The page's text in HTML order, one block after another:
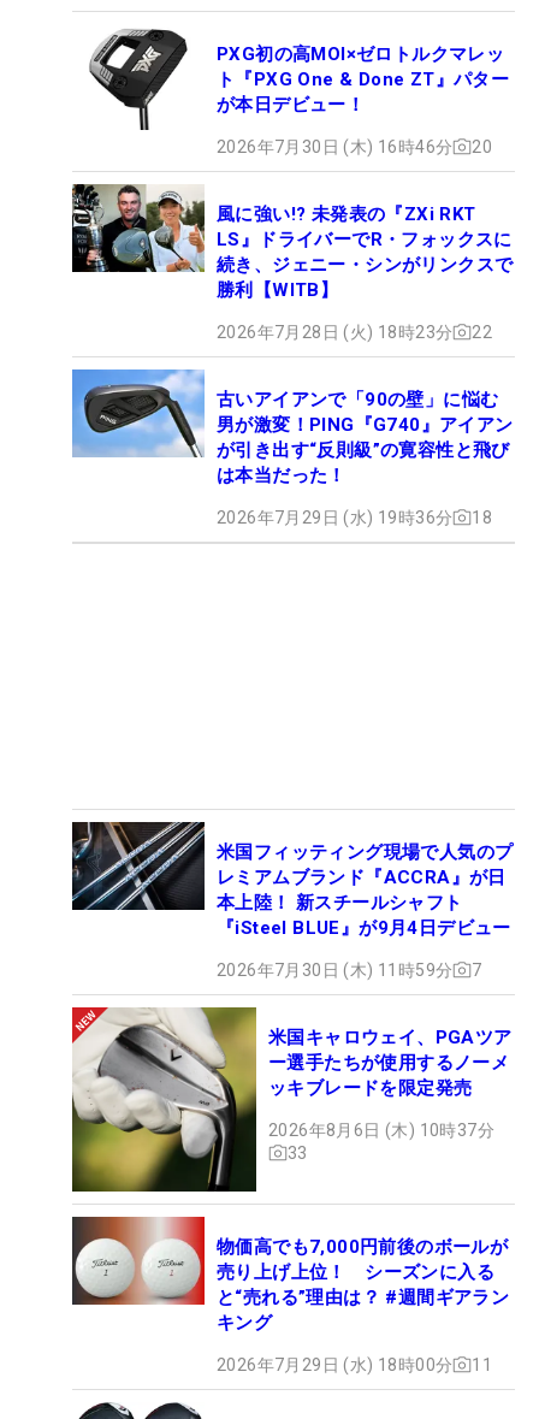
PXG初の高MOI×ゼロトルクマレッ
ト『PXG One & Done ZT』パター
が本日デビュー！
2026年7月30日 (木) 16時46分 20
風に強い!? 未発表の『ZXi RKT
LS』ドライバーでR・フォックスに
続き、ジェニー・シンがリンクスで
勝利【WITB】
2026年7月28日 (火) 18時23分 22
古いアイアンで「90の壁」に悩む
男が激変！PING『G740』アイアン
が引き出す“反則級”の寛容性と飛び
は本当だった！
2026年7月29日 (水) 19時36分 18
米国フィッティング現場で人気のプ
レミアムブランド『ACCRA』が日
本上陸！ 新スチールシャフト
『iSteel BLUE』が9月4日デビュー
2026年7月30日 (木) 11時59分 7
米国キャロウェイ、PGAツア
ー選手たちが使用するノーメ
ッキブレードを限定発売
2026年8月6日 (木) 10時37分
33
物価高でも7,000円前後のボールが
売り上げ上位！ シーズンに入る
と“売れる”理由は？ #週間ギアラン
キング
2026年7月29日 (水) 18時00分 11